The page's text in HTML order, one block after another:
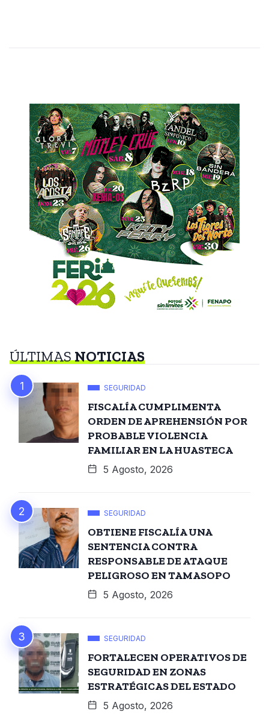
ÚLTIMASNOTICIAS
SEGURIDAD
FISCALÍA CUMPLIMENTA
ORDEN DE APREHENSIÓN POR
PROBABLE VIOLENCIA
FAMILIAR EN LA HUASTECA
5 Agosto, 2026
SEGURIDAD
OBTIENE FISCALÍA UNA
SENTENCIA CONTRA
RESPONSABLE DE ATAQUE
PELIGROSO EN TAMASOPO
5 Agosto, 2026
SEGURIDAD
FORTALECEN OPERATIVOS DE
SEGURIDAD EN ZONAS
ESTRATÉGICAS DEL ESTADO
5 Agosto, 2026